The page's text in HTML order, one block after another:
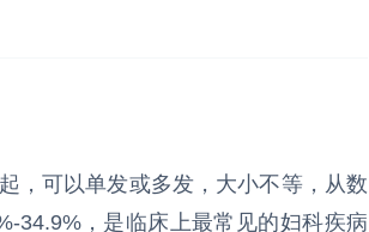
可以单发或多发，大小不等，从数
34.9%，是临床上最常见的妇科疾病